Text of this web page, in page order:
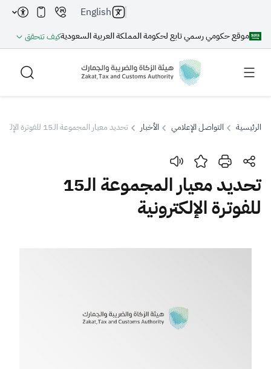
موقع حكومي رسمي تابع لحكومة المملكة العربية السعوديةكيف تتحقق
English
بحث
بحث بحث AI
اقتراحات
الرئيسية التواصل الإعلامي الأخبار تحديد معيار المجموعة الـ15 للفوترة الإلكترونية
تحديد معيار المجموعة الـ15
للفوترة الإلكترونية